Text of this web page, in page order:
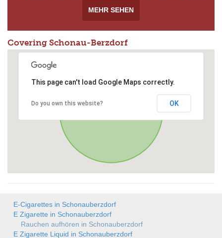
MEHR SEHEN
Covering Schonau-Berzdorf
This page can't load Google Maps correctly.
Do you own this website? OK
E-Cigarettes in Schonauberzdorf
E Zigarette in Schonauberzdorf
Rauchen aufhören in Schonauberzdorf
E Zigarette Liquid in Schonauberzdorf